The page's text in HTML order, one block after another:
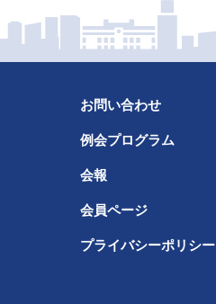
お問い合わせ
例会プログラム
会報
会員ページ
プライバシーポリシー